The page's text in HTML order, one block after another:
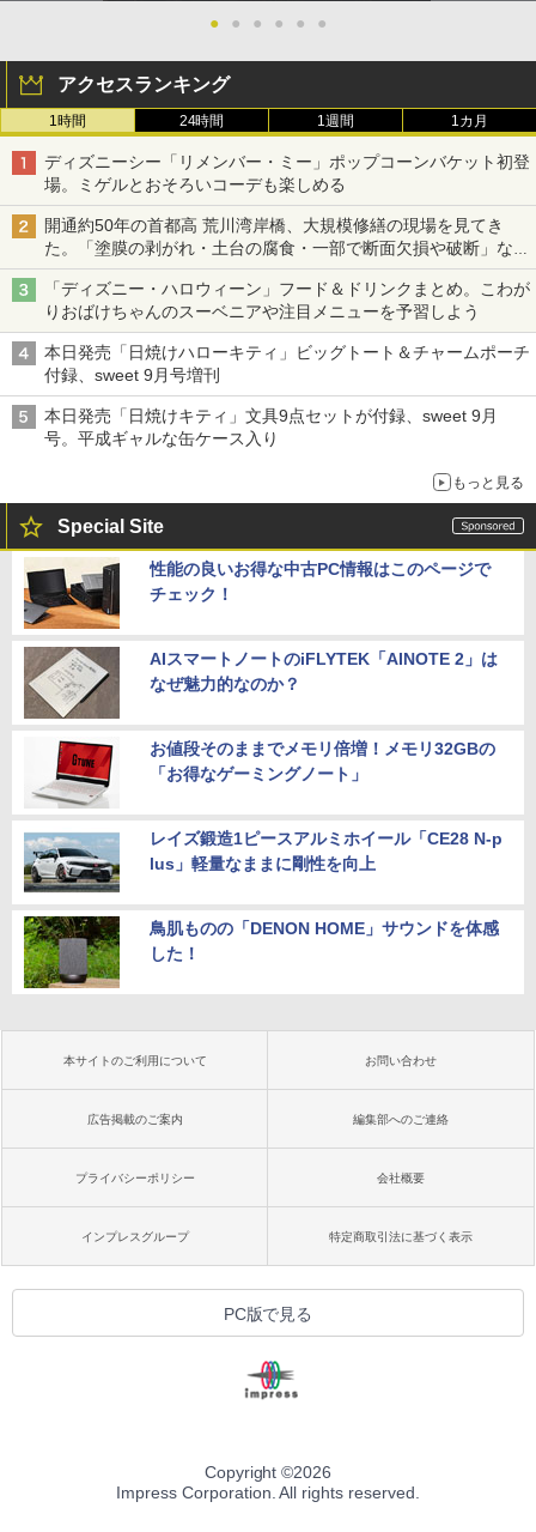
● ● ● ● ● ●
アクセスランキング
1時間 24時間 1週間 1カ月
ディズニーシー「リメンバー・ミー」ポップコーンバケット初登
場。ミゲルとおそろいコーデも楽しめる
開通約50年の首都高 荒川湾岸橋、大規模修繕の現場を見てき
た。「塗膜の剥がれ・土台の腐食・一部で断面欠損や破断」など
深刻な損傷、どう直す？
「ディズニー・ハロウィーン」フード＆ドリンクまとめ。こわが
りおばけちゃんのスーベニアや注目メニューを予習しよう
本日発売「日焼けハローキティ」ビッグトート＆チャームポーチ
付録、sweet 9月号増刊
本日発売「日焼けキティ」文具9点セットが付録、sweet 9月
号。平成ギャルな缶ケース入り
もっと見る
Special Site
性能の良いお得な中古PC情報はこのページで
チェック！
AIスマートノートのiFLYTEK「AINOTE 2」は
なぜ魅力的なのか？
お値段そのままでメモリ倍増！メモリ32GBの
「お得なゲーミングノート」
レイズ鍛造1ピースアルミホイール「CE28 N-p
lus」軽量なままに剛性を向上
鳥肌ものの「DENON HOME」サウンドを体感
した！
本サイトのご利用について お問い合わせ
広告掲載のご案内 編集部へのご連絡
プライバシーポリシー 会社概要
インプレスグループ 特定商取引法に基づく表示
PC版で見る
Copyright ©2026
Impress Corporation. All rights reserved.